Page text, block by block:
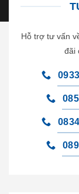
Hỗ trợ tư vấn
đãi